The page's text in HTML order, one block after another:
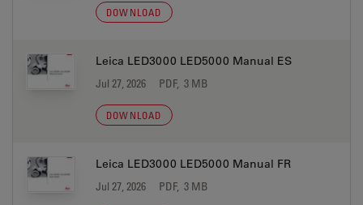
DOWNLOAD
Leica LED3000 LED5000 Manual ES
Jul 27, 2026 PDF, 3 MB
DOWNLOAD
Leica LED3000 LED5000 Manual FR
Jul 27, 2026 PDF, 3 MB